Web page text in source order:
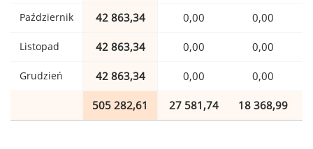
Październik 42 863,34 0,00 0,00
Listopad 42 863,34 0,00 0,00
Grudzień 42 863,34 0,00 0,00
505 282,61 27 581,74 18 368,99